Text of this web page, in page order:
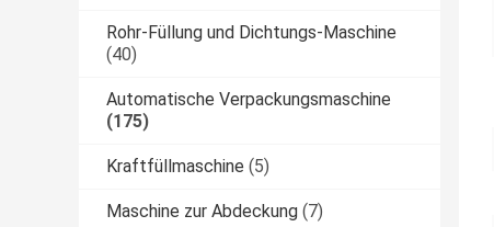
Rohr-Füllung und Dichtungs-Maschine
(40)
Automatische Verpackungsmaschine
(175)
Kraftfüllmaschine (5)
Maschine zur Abdeckung (7)